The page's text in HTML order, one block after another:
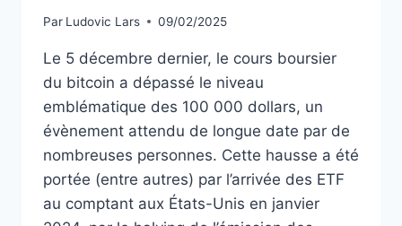
Par Ludovic Lars 09/02/2025
Le 5 décembre dernier, le cours boursier
du bitcoin a dépassé le niveau
emblématique des 100 000 dollars, un
évènement attendu de longue date par de
nombreuses personnes. Cette hausse a été
portée (entre autres) par l’arrivée des ETF
au comptant aux États-Unis en janvier